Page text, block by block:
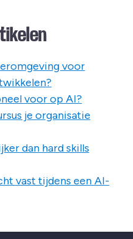
voor
voor op AI?
je organisatie
dan hard skills
vast tijdens een AI-